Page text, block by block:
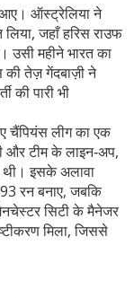
ऑस्ट्रेलिया ने
जहाँ हरिस राउफ
उसी महीने भारत का
की तेज़ गेंदबाज़ी ने
की पारी भी
चैंपियंस लीग का एक
और टीम के लाइन‑अप,
थी। इसके अलावा
रन बनाए, जबकि
सिटी के मैनेजर
मिला, जिससे